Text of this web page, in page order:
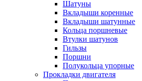
Шатуны
Вкладыши коренные
Вкладыши шатунные
Кольца поршневые
Втулки шатунов
Гильзы
Поршни
Полукольца упорные
Прокладки двигателя